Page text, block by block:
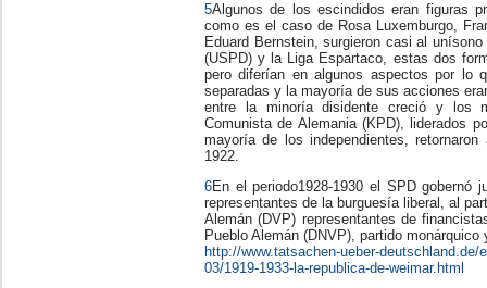
5Algunos de los escindidos eran figuras
como es el caso de Rosa Luxemburgo,
Eduard Bernstein, surgieron casi al
(USPD) y la Liga Espartaco, estas dos
pero diferían en algunos aspectos por lo
separadas y la mayoría de sus acciones
entre la minoría disidente creció y los
Comunista de Alemania (KPD), liderados
mayoría de los independientes,
1922.
6En el periodo1928-1930 el SPD gobernó
representantes de la burguesía liberal, al
Alemán (DVP) representantes de
Pueblo Alemán (DNVP), partido monárquico
http://www.tatsachen-ueber-
03/1919-1933-la-republica-de-weimar.html